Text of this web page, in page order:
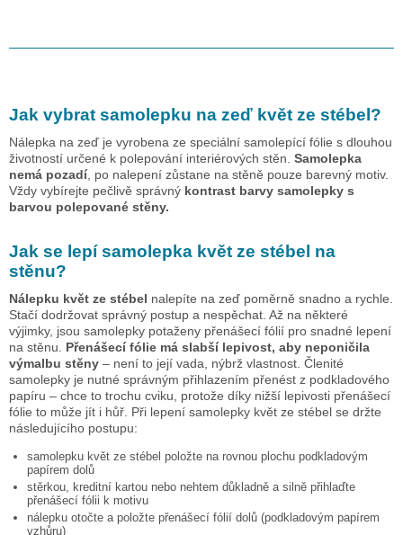
Jak vybrat samolepku na zeď květ ze stébel ?
Nálepka na zeď je vyrobena ze speciální samolepící fólie s dlouhou
životností určené k polepování interiérových stěn. Samolepka
nemá pozadí, po nalepení zůstane na stěně pouze barevný motiv.
Vždy vybírejte pečlivě správný kontrast barvy samolepky s
barvou polepované stěny.
Jak se lepí samolepka květ ze stébel na
stěnu?
Nálepku květ ze stébel nalepíte na zeď poměrně snadno a rychle.
Stačí dodržovat správný postup a nespěchat. Až na některé
výjimky, jsou samolepky potaženy přenášecí fólií pro snadné lepení
na stěnu. Přenášecí fólie má slabší lepivost, aby neponičila
výmalbu stěny – není to její vada, nýbrž vlastnost. Členité
samolepky je nutné správným přihlazením přenést z podkladového
papíru – chce to trochu cviku, protože díky nižší lepivosti přenášecí
fólie to může jít i hůř. Při lepení samolepky květ ze stébel se držte
následujícího postupu:
samolepku květ ze stébel položte na rovnou plochu podkladovým
papírem dolů
stěrkou, kreditní kartou nebo nehtem důkladně a silně přihlaďte
přenášecí fólii k motivu
nálepku otočte a položte přenášecí fólií dolů (podkladovým papírem
vzhůru)